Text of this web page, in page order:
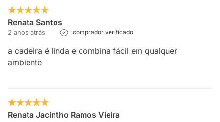
Renata Santos
2 anos atrás comprador verificado
a cadeira é linda e combina fácil em qualquer
ambiente
Renata Jacintho Ramos Vieira